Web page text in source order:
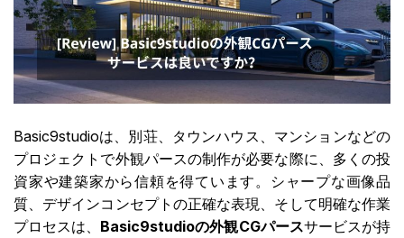
Basic9studioは、別荘、タウンハウス、マンションなどの
プロジェクトで外観パースの制作が必要な際に、多くの投
資家や建築家から信頼を得ています。シャープな画像品
質、デザインコンセプトの正確な表現、そして明確な作業
プロセスは、 Basic9studioの外観CGパースサービスが持